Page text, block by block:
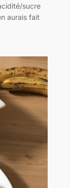
sucre
aurais fait